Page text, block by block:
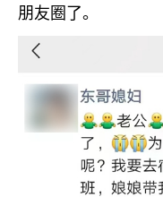
朋友圈了。